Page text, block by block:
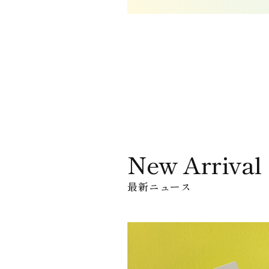
New Arrival
最新ニュース